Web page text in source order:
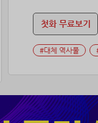
『간도진위대』
미래의 을사년
잘못된 역사를
우린 대한제국
첫화 무료보기
#대체 역사물